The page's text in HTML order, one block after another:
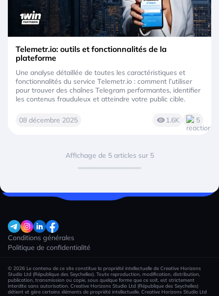
Telemetr.io: outils et fonctionnalités de la
plateforme
Une analyse détaillée de toutes les caractéristiques et
fonctionnalités du service Telemetr.io : comment l’utiliser
pour trouver des chaînes Telegram performantes, identifier
les contenus frauduleux et atteindre votre public cible.
08 décembre 2025 1.6K 5
Affichage de 5 articles sur 5
Conditions générales
Politique de confidentialité
© 2026 Le contenu de ce site constitue la propriété intellectuelle de Creative Horizons
Studio Ltd (République des Seychelles). Toute reproduction, modification, distribution,
publication, transmission ou copie, sous quelque forme que ce soit, est strictement
interdite sans autorisation. Creative Horizons Studio Ltd (République des Seychelles)
détient et gère certains éléments de propriété intellectuelle. Creative Horizons Studio Ltd